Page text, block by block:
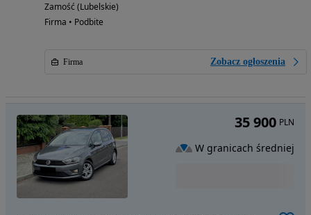
Zamość (Lubelskie)
Firma • Podbite
Firma Zobacz ogłoszenia
35 900 PLN
W granicach średniej